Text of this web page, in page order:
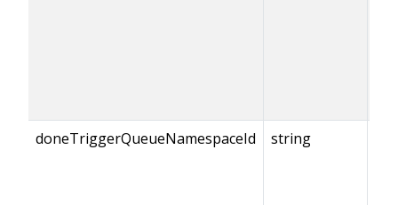
doneTriggerQueueNamespaceId string